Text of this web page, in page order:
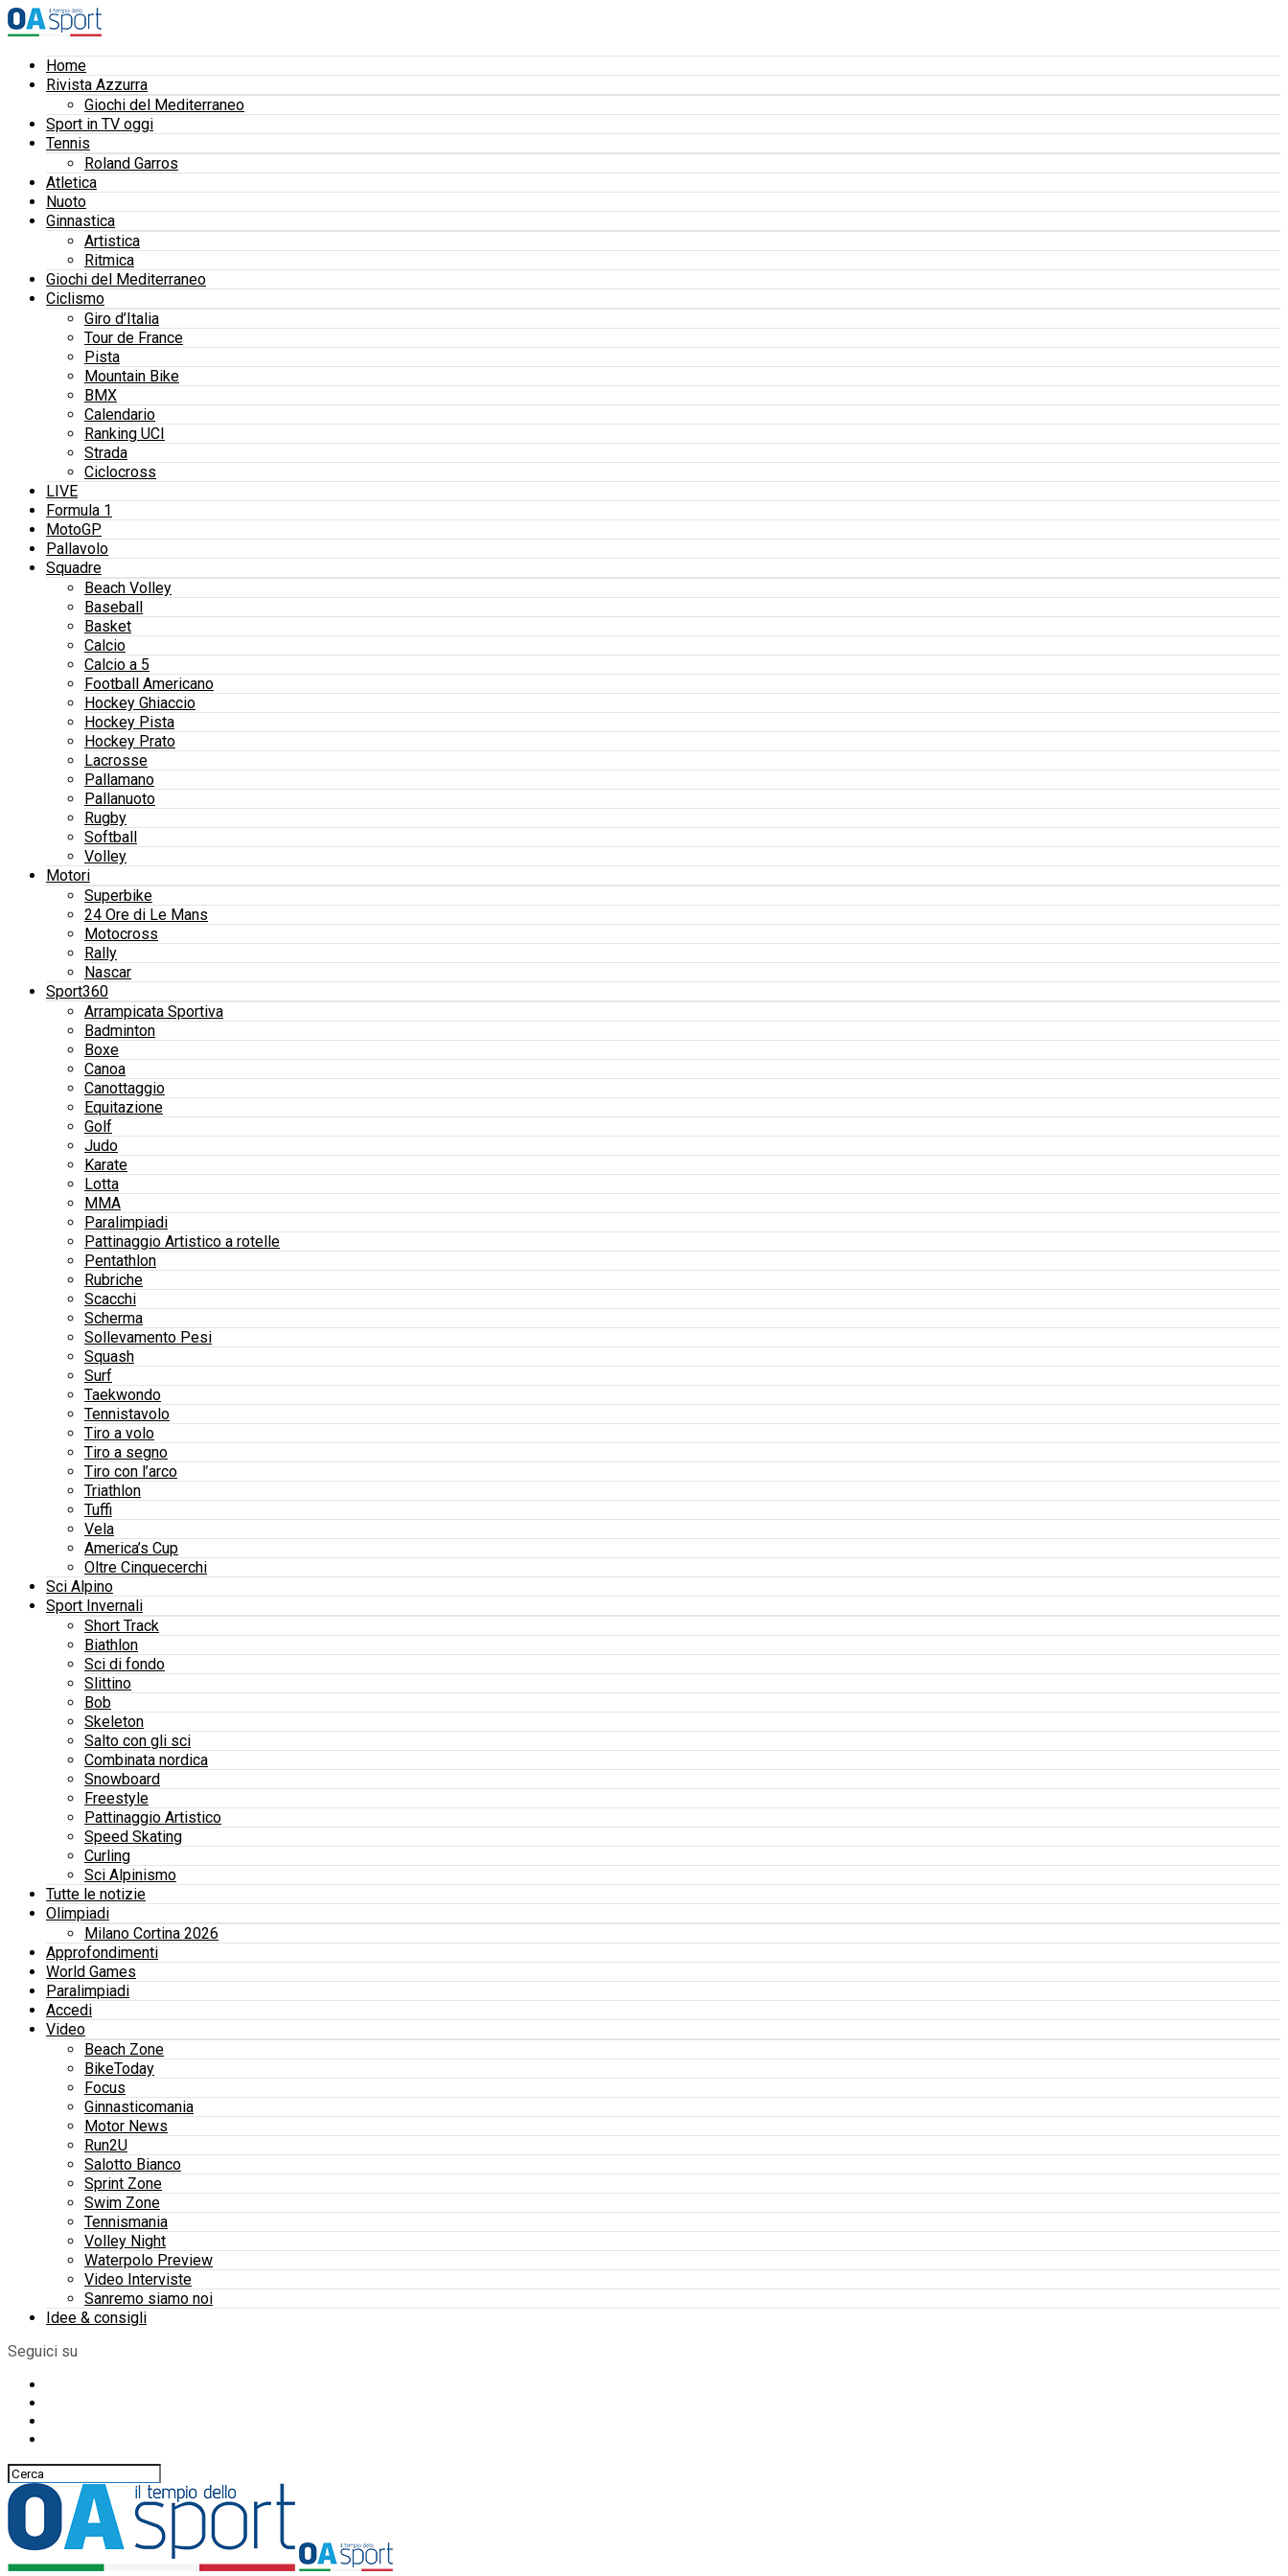
Home
Rivista Azzurra
Giochi del Mediterraneo
Sport in TV oggi
Tennis
Roland Garros
Atletica
Nuoto
Ginnastica
Artistica
Ritmica
Giochi del Mediterraneo
Ciclismo
Giro d’Italia
Tour de France
Pista
Mountain Bike
BMX
Calendario
Ranking UCI
Strada
Ciclocross
LIVE
Formula 1
MotoGP
Pallavolo
Squadre
Beach Volley
Baseball
Basket
Calcio
Calcio a 5
Football Americano
Hockey Ghiaccio
Hockey Pista
Hockey Prato
Lacrosse
Pallamano
Pallanuoto
Rugby
Softball
Volley
Motori
Superbike
24 Ore di Le Mans
Motocross
Rally
Nascar
Sport360
Arrampicata Sportiva
Badminton
Boxe
Canoa
Canottaggio
Equitazione
Golf
Judo
Karate
Lotta
MMA
Paralimpiadi
Pattinaggio Artistico a rotelle
Pentathlon
Rubriche
Scacchi
Scherma
Sollevamento Pesi
Squash
Surf
Taekwondo
Tennistavolo
Tiro a volo
Tiro a segno
Tiro con l’arco
Triathlon
Tuffi
Vela
America’s Cup
Oltre Cinquecerchi
Sci Alpino
Sport Invernali
Short Track
Biathlon
Sci di fondo
Slittino
Bob
Skeleton
Salto con gli sci
Combinata nordica
Snowboard
Freestyle
Pattinaggio Artistico
Speed Skating
Curling
Sci Alpinismo
Tutte le notizie
Olimpiadi
Milano Cortina 2026
Approfondimenti
World Games
Paralimpiadi
Accedi
Video
Beach Zone
BikeToday
Focus
Ginnasticomania
Motor News
Run2U
Salotto Bianco
Sprint Zone
Swim Zone
Tennismania
Volley Night
Waterpolo Preview
Video Interviste
Sanremo siamo noi
Idee & consigli
Seguici su